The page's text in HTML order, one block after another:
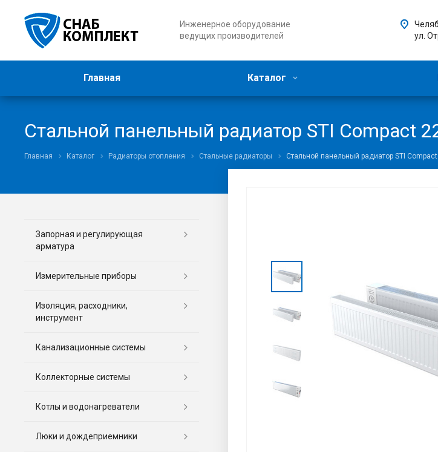
Инженерное оборудование
ведущих производителей
ул.
Главная Каталог
Стальной панельный радиатор STI Compact
Главная Каталог Радиаторы отопления Стальные радиаторы Стальной панельный радиатор STI
Запорная и регулирующая
арматура
Измерительные приборы
Изоляция, расходники,
инструмент
Канализационные системы
Коллекторные системы
Котлы и водонагреватели
Люки и дождеприемники